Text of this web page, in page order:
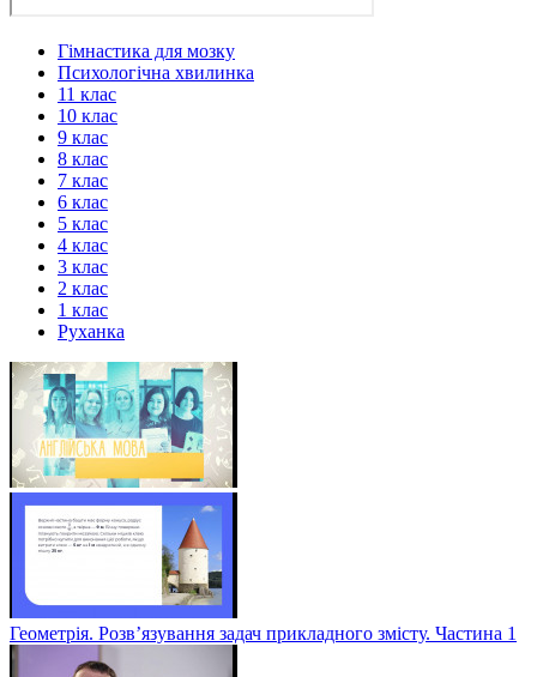
Гімнастика для мозку
Психологічна хвилинка
11 клас
10 клас
9 клас
8 клас
7 клас
6 клас
5 клас
4 клас
3 клас
2 клас
1 клас
Руханка
Геометрія. Розв’язування задач прикладного змісту. Частина 1